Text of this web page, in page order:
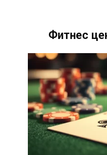
Фитнес